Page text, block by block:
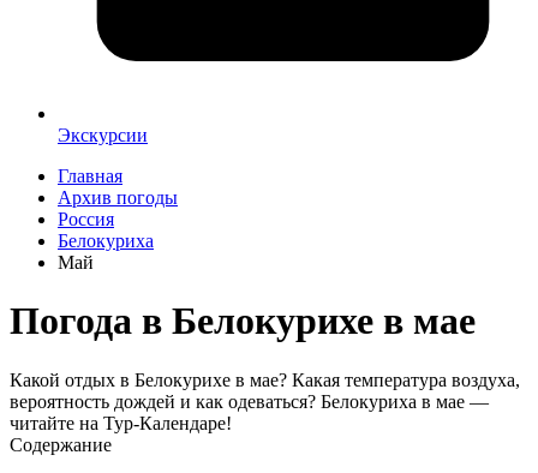
Экскурсии
Главная
Архив погоды
Россия
Белокуриха
Май
Погода в Белокурихе в мае
Какой отдых в Белокурихе в мае? Какая температура воздуха,
вероятность дождей и как одеваться? Белокуриха в мае —
читайте на Тур-Календаре!
Содержание